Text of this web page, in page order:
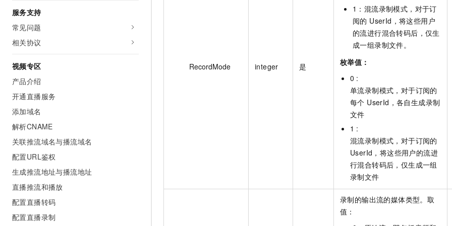
服务支持
常见问题
相关协议
视频专区
产品介绍
开通直播服务
添加域名
解析CNAME
关联推流域名与播流域名
配置URL鉴权
生成推流地址与播流地址
直播推流和播放
配置直播转码
配置直播录制
RecordMode integer 是
1：混流录制模式，对于订
阅的 UserId，将这些用户
的流进行混合转码后，仅生
成一组录制文件。
枚举值：
0 :
单流录制模式，对于订阅的
每个 UserId，各自生成录制
文件
1 :
混流录制模式，对于订阅的
UserId，将这些用户的流进
行混合转码后，仅生成一组
录制文件
录制的输出流的媒体类型。取
值：